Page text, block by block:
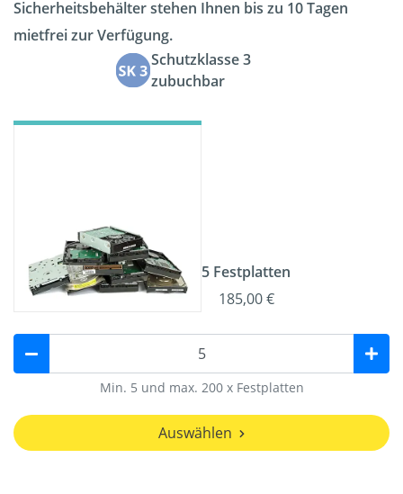
Sicherheitsbehälter stehen Ihnen bis zu 10 Tagen
mietfrei zur Verfügung.
Schutzklasse 3
zubuchbar
5 Festplatten
185,00 €
Min. 5 und max. 200 x Festplatten
Auswählen